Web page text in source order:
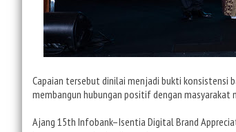
Capaian tersebut dinilai menjadi bukti konsistensi
membangun hubungan positif dengan
Ajang 15th Infobank–Isentia Digital Brand